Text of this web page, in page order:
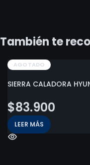
También te
AGOTADO
SIERRA CALADORA
$83.900
LEER MÁS